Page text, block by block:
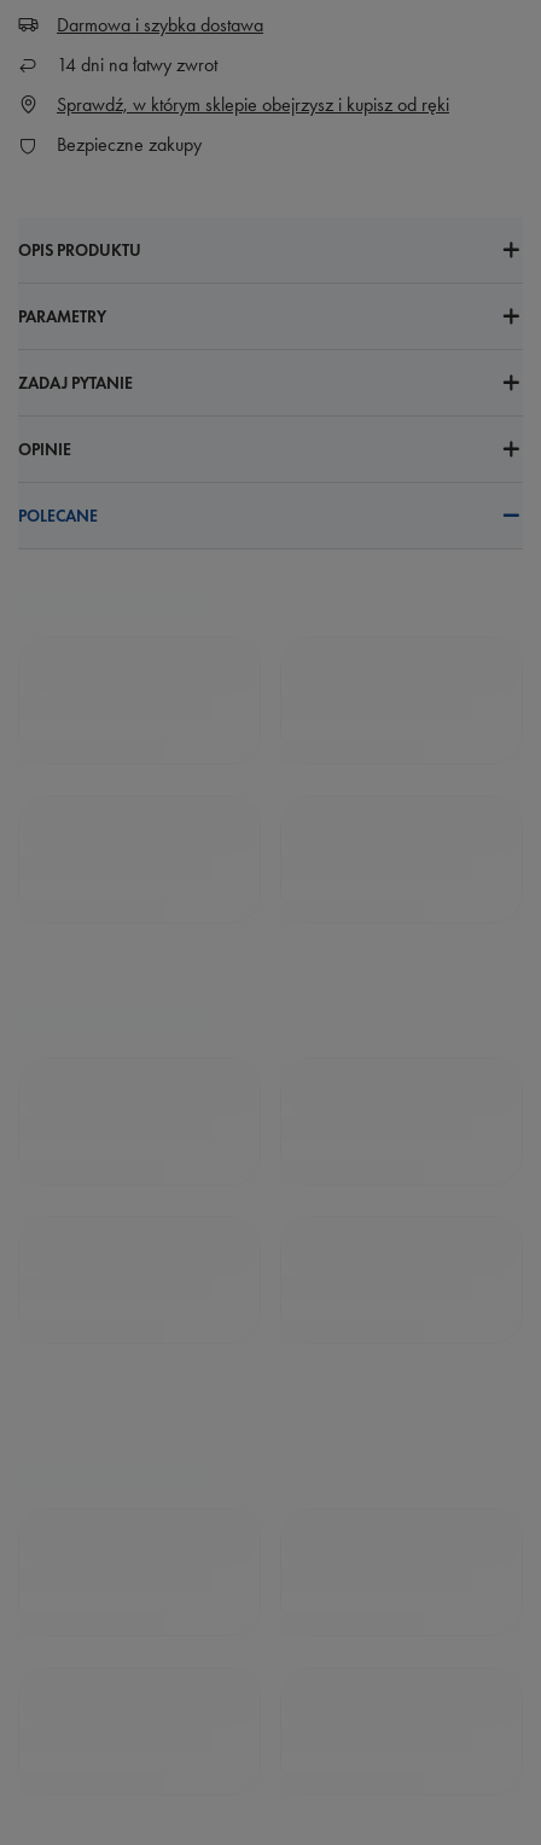
Darmowa i szybka dostawa
14 dni na łatwy zwrot
Sprawdź, w którym sklepie obejrzysz i kupisz od ręki
Bezpieczne zakupy
OPIS PRODUKTU
PARAMETRY
ZADAJ PYTANIE
OPINIE
POLECANE